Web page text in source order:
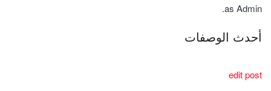
as Admin.
أحدث الوصفات
edit post